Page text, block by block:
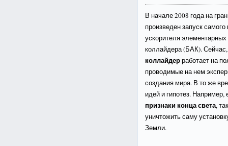
В начале 2008 года на
произведен запуск
ускорителя
коллайдера (БАК).
коллайдерработает на
проводимые на нем
создания мира. В то же
идей и гипотез. Например,
признаки конца света,
уничтожить саму
Земли.